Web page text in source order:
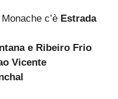
c’è Estrada
e Ribeiro Frio
Vicente